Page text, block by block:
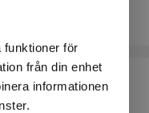
funktioner för
från din enhet
informationen